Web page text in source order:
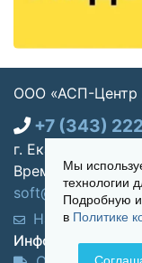
ООО «АСП-Центр
+7 (343)
г. Екатеринбург,
Время работы:
soft@asp-
Написать нам
Информация для
Мы
технологии
Подробную
в Политике